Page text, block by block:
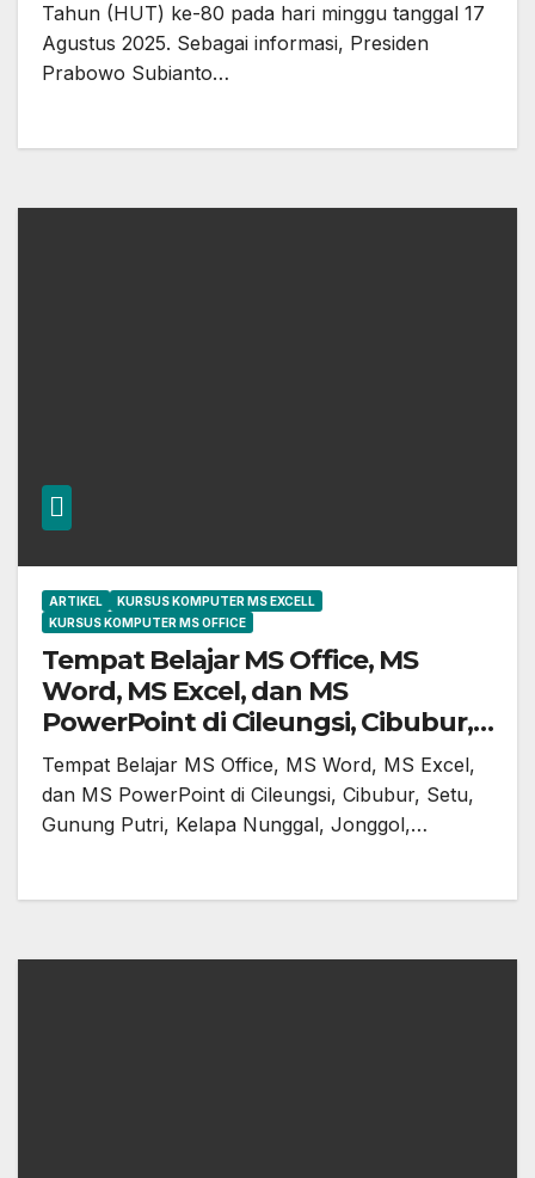
Tahun (HUT) ke-80 pada hari minggu tanggal 17
Agustus 2025. Sebagai informasi, Presiden
Prabowo Subianto…
ARTIKEL
KURSUS KOMPUTER MS EXCELL
KURSUS KOMPUTER MS OFFICE
Tempat Belajar MS Office, MS
Word, MS Excel, dan MS
PowerPoint di Cileungsi, Cibubur,
Setu, Gunung Putri, Kelapa
Nunggal, Jonggol, dan Sekitarnya
Tempat Belajar MS Office, MS Word, MS Excel,
dan MS PowerPoint di Cileungsi, Cibubur, Setu,
Gunung Putri, Kelapa Nunggal, Jonggol,…